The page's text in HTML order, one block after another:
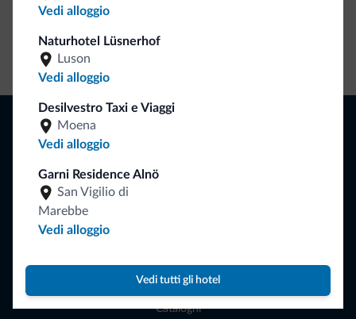
Vedi alloggio
Naturhotel Lüsnerhof
Luson
Vedi alloggio
Desilvestro Taxi e Viaggi
Moena
Vedi alloggio
Garni Residence Alnö
San Vigilio di
Marebbe
Vedi alloggio
Vedi tutti gli hotel
Naviga
Esperienze e Buoni Regalo
Cataloghi